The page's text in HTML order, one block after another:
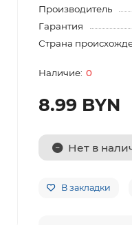
Производитель
Гарантия
Страна
0
8.99 BYN
Нет в
В закладки